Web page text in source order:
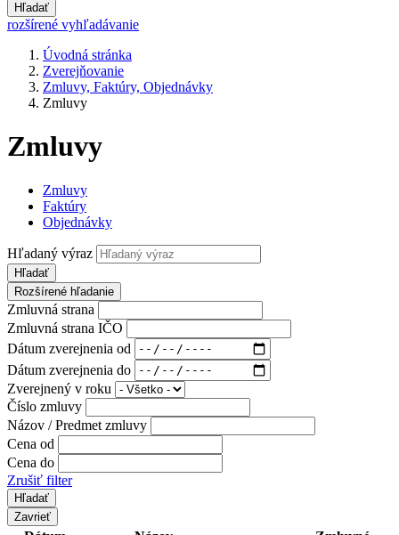
Hľadať
rozšírené vyhľadávanie
Úvodná stránka
Zverejňovanie
Zmluvy, Faktúry, Objednávky
Zmluvy
Zmluvy
Zmluvy
Faktúry
Objednávky
Hľadaný výraz
Hľadať
Rozšírené hľadanie
Zmluvná strana
Zmluvná strana IČO
Dátum zverejnenia od
Dátum zverejnenia do
Zverejnený v roku
Číslo zmluvy
Názov / Predmet zmluvy
Cena od
Cena do
Zrušiť filter
Zavrieť